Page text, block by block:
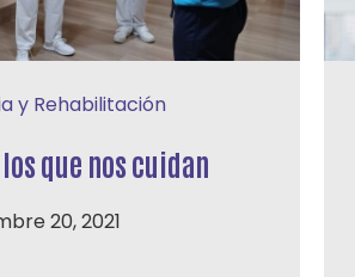
y Rehabilitación
que nos cuidan
20, 2021